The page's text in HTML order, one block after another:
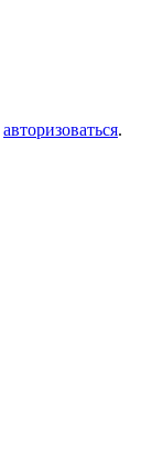
авторизоваться.